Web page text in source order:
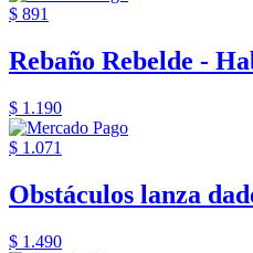
$ 891
Rebaño Rebelde -
$ 1.190
$ 1.071
Obstáculos lanza
$ 1.490